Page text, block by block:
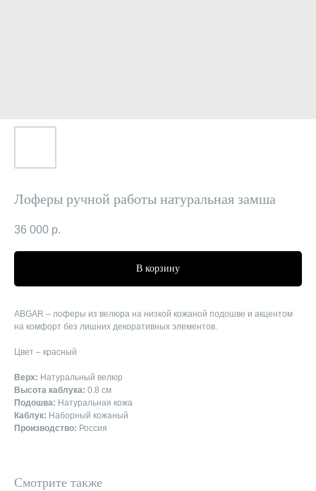
Лоферы ручной работы натуральная замша
36 000 р.
В корзину
ABGAR – лоферы из велюра на низкой кожаной подошве и акцентом
на комфорт без лишних декоративных элементов.
Цвет – красный
Верх: Натуральный велюр
Высота каблука: 0.8 см
Подошва: Натуральная кожа
Каблук: Наборный кожаный
Производство: Россия
Смотрите также